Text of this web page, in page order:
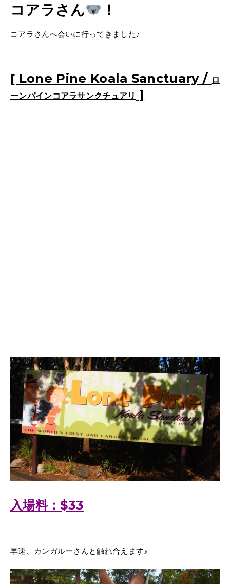
コアラさん ！
コアラさんへ会いに行ってきました♪
[ Lone Pine Koala Sanctuary/ ロ
ーンパインコアラサンクチュアリ ]
入場料：$33
早速、カンガルーさんと触れ合えます♪